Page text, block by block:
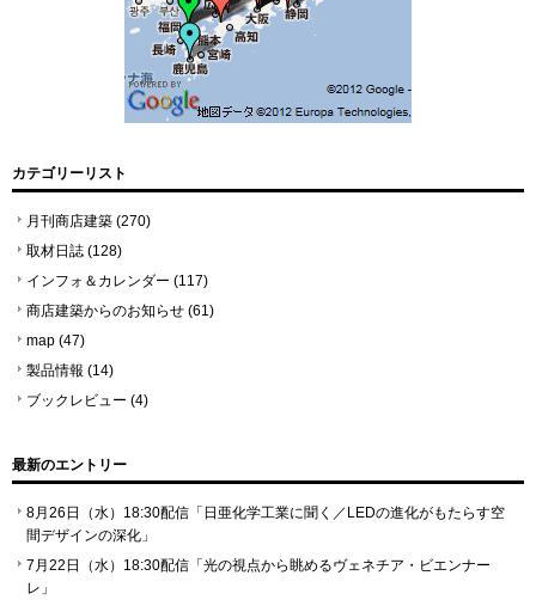
カテゴリーリスト
月刊商店建築 (270)
取材日誌 (128)
インフォ＆カレンダー (117)
商店建築からのお知らせ (61)
map (47)
製品情報 (14)
ブックレビュー (4)
最新のエントリー
8月26日（水）18:30配信「日亜化学工業に聞く／LEDの進化がもたらす空
間デザインの深化」
7月22日（水）18:30配信「光の視点から眺めるヴェネチア・ビエンナー
レ」